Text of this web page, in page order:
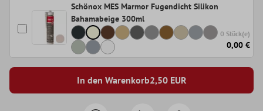
Schönox MES Marmor Fugendicht Silikon
Bahamabeige 300ml
0 Stück(e)
0,00 €
In den Warenkorb2,50EUR